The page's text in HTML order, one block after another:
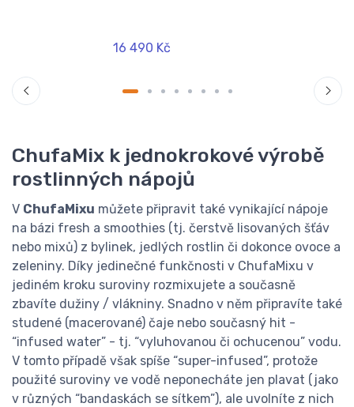
16 490 Kč
ChufaMix k jednokrokové výrobě
rostlinných nápojů
V ChufaMixu můžete připravit také vynikající nápoje
na bázi fresh a smoothies (tj. čerstvě lisovaných šťáv
nebo mixů) z bylinek, jedlých rostlin či dokonce ovoce a
zeleniny. Díky jedinečné funkčnosti v ChufaMixu v
jediném kroku suroviny rozmixujete a současně
zbavíte dužiny / vlákniny. Snadno v něm připravíte také
studené (macerované) čaje nebo současný hit -
“infused water” - tj. “vyluhovanou či ochucenou” vodu.
V tomto případě však spíše “super-infused”, protože
použité suroviny ve vodě neponecháte jen plavat (jako
v různých “bandaskách se sítkem”), ale uvolníte z nich